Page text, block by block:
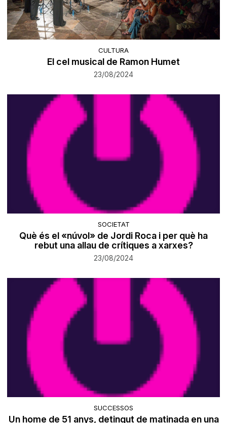
CULTURA
El cel musical de Ramon Humet
23/08/2024
SOCIETAT
Què és el «núvol» de Jordi Roca i per què ha
rebut una allau de crítiques a xarxes?
23/08/2024
SUCCESSOS
Un home de 51 anys, detingut de matinada en una